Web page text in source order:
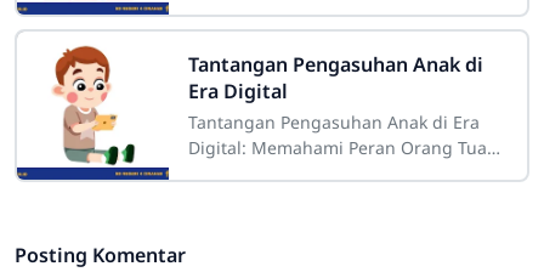
adalah salah satu aspek yang paling
penting dalam
Tantangan Pengasuhan Anak di
Era Digital
Tantangan Pengasuhan Anak di Era
Digital: Memahami Peran Orang Tua
Posting Komentar